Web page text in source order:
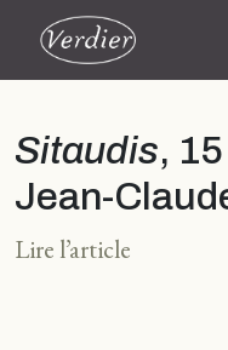
Sitaudis,
Jean-
Lire l’article